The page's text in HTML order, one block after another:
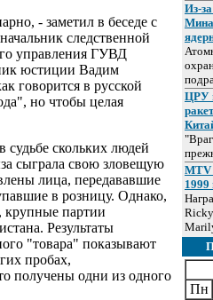
- заметил в беседе с
следственной
управления ГУВД
юстиции Вадим
говорится в русской
но чтобы целая
скольких людей
сыграла свою зловещую
лица, передававшие
в розницу. Однако,
партии
Результаты
"товара" показывают
пробах,
получены одни из одного
Из-
ЦРУ
MTV
1999
Пн